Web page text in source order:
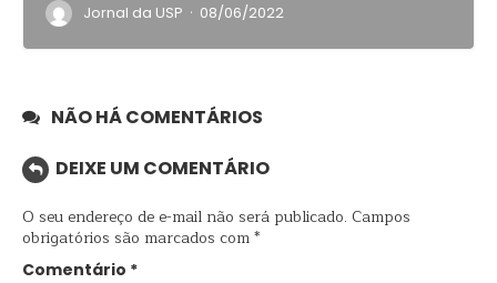
Jornal da USP · 08/06/2022
NÃO HÁ COMENTÁRIOS
DEIXE UM COMENTÁRIO
O seu endereço de e-mail não será publicado. Campos
obrigatórios são marcados com*
Comentário *